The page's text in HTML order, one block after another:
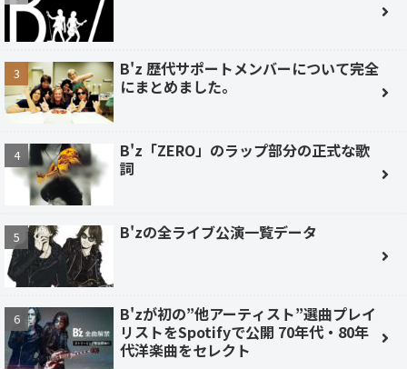
B'z 歴代サポートメンバーについて完全
にまとめました。
B'z「ZERO」のラップ部分の正式な歌
詞
B'zの全ライブ公演一覧データ
B'zが初の”他アーティスト”選曲プレイ
リストをSpotifyで公開 70年代・80年
代洋楽曲をセレクト